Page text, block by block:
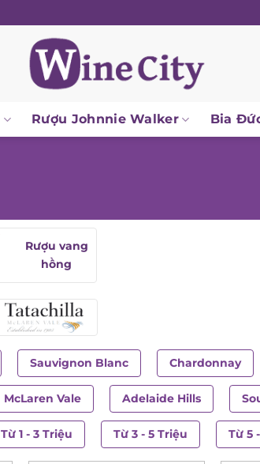
Rượu Johnnie Walker Bia Đức
Rượu vang
hồng
Sauvignon Blanc Chardonnay
McLaren Vale Adelaide Hills
Từ 1 - 3 Triệu Từ 3 - 5 Triệu Từ 5